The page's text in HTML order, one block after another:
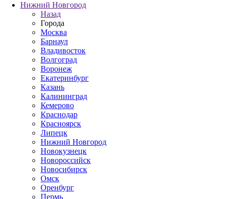
Нижний Новгород
Назад
Города
Москва
Барнаул
Владивосток
Волгоград
Воронеж
Екатеринбург
Казань
Калининград
Кемерово
Краснодар
Красноярск
Липецк
Нижний Новгород
Новокузнецк
Новороссийск
Новосибирск
Омск
Оренбург
Пермь